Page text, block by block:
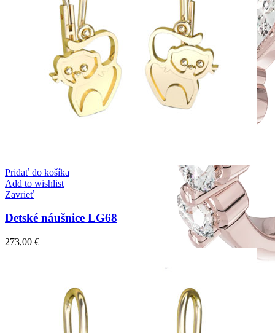
Pridať do košíka
Add to wishlist
Zavrieť
Detské náušnice LG68
273,00 €